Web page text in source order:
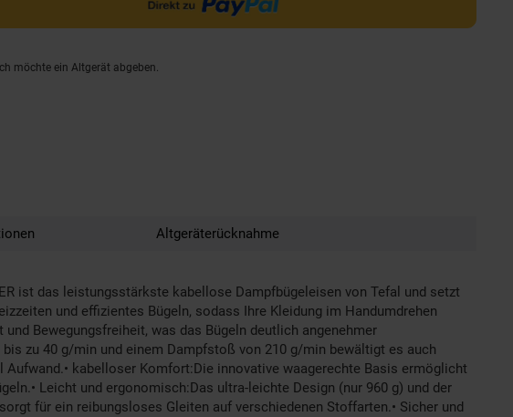
möchte ein Altgerät abgeben.
Altgeräterücknahme
ist das leistungsstärkste kabellose Dampfbügeleisen von Tefal und setzt
und effizientes Bügeln, sodass Ihre Kleidung im Handumdrehen
Bewegungsfreiheit, was das Bügeln deutlich angenehmer
zu 40 g/min und einem Dampfstoß von 210 g/min bewältigt es auch
kabelloser Komfort:Die innovative waagerechte Basis ermöglicht
Leicht und ergonomisch:Das ultra-leichte Design (nur 960 g) und der
für ein reibungsloses Gleiten auf verschiedenen Stoffarten.• Sicher und